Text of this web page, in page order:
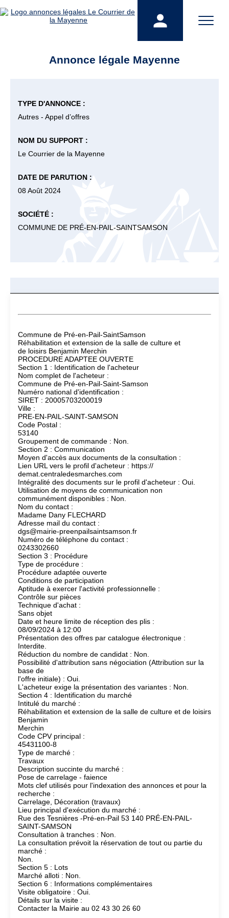
Annonce légale Mayenne
TYPE D'ANNONCE :
Autres - Appel d’offres
NOM DU SUPPORT :
Le Courrier de la Mayenne
DATE DE PARUTION :
08 Août 2024
SOCIÉTÉ :
COMMUNE DE PRÉ-EN-PAIL-SAINTSAMSON
Commune de Pré-en-Pail-SaintSamson
Réhabilitation et extension de la salle de culture et
de loisirs Benjamin Merchin
PROCEDURE ADAPTEE OUVERTE
Section 1 : Identification de l'acheteur
Nom complet de l'acheteur :
Commune de Pré-en-Pail-Saint-Samson
Numéro national d'identification :
SIRET : 20005703200019
Ville :
PRE-EN-PAIL-SAINT-SAMSON
Code Postal :
53140
Groupement de commande : Non.
Section 2 : Communication
Moyen d'accès aux documents de la consultation :
Lien URL vers le profil d'acheteur : https://
demat.centraledesmarches.com
Intégralité des documents sur le profil d'acheteur : Oui.
Utilisation de moyens de communication non
communément disponibles : Non.
Nom du contact :
Madame Dany FLECHARD
Adresse mail du contact :
dgs@mairie-preenpailsaintsamson.fr
Numéro de téléphone du contact :
0243302660
Section 3 : Procédure
Type de procédure :
Procédure adaptée ouverte
Conditions de participation
Aptitude à exercer l'activité professionnelle :
Contrôle sur pièces
Technique d'achat :
Sans objet
Date et heure limite de réception des plis :
08/09/2024 à 12:00
Présentation des offres par catalogue électronique :
Interdite.
Réduction du nombre de candidat : Non.
Possibilité d'attribution sans négociation (Attribution sur la
base de
l'offre initiale) : Oui.
L'acheteur exige la présentation des variantes : Non.
Section 4 : Identification du marché
Intitulé du marché :
Réhabilitation et extension de la salle de culture et de loisirs
Benjamin
Merchin
Code CPV principal :
45431100-8
Type de marché :
Travaux
Description succinte du marché :
Pose de carrelage - faience
Mots clef utilisés pour l'indexation des annonces et pour la
recherche :
Carrelage, Décoration (travaux)
Lieu principal d'exécution du marché :
Rue des Tesnières -Pré-en-Pail 53 140 PRÉ-EN-PAIL-
SAINT-SAMSON
Consultation à tranches : Non.
La consultation prévoit la réservation de tout ou partie du
marché :
Non.
Section 5 : Lots
Marché alloti : Non.
Section 6 : Informations complémentaires
Visite obligatoire : Oui.
Détails sur la visite :
Contacter la Mairie au 02 43 30 26 60